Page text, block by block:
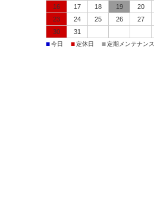
16
17 18 19 20
23
24 25 26 27
30
31
■今日 ■定休日 ■定期メンテナンス